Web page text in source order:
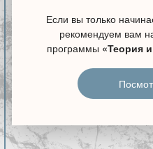
Если вы только
рекомендуем вам
программы «Теория